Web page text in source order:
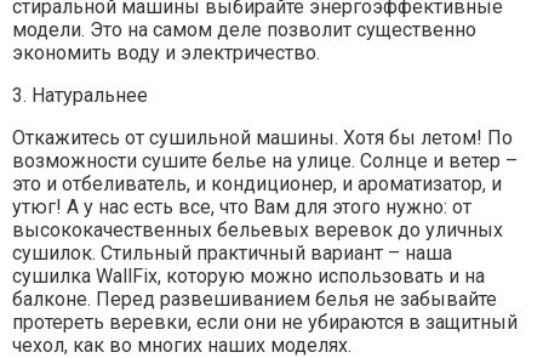
стиральной машины выбирайте энергоэффективные
модели. Это на самом деле позволит существенно
экономить воду и электричество.
3. Натуральнее
Откажитесь от сушильной машины. Хотя бы летом! По
возможности сушите белье на улице. Солнце и ветер –
это и отбеливатель, и кондиционер, и ароматизатор, и
утюг! А у нас есть все, что Вам для этого нужно: от
высококачественных бельевых веревок до уличных
сушилок. Стильный практичный вариант – наша
сушилка WallFix, которую можно использовать и на
балконе. Перед развешиванием белья не забывайте
протереть веревки, если они не убираются в защитный
чехол, как во многих наших моделях.